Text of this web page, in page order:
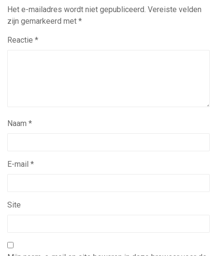
Het e-mailadres wordt niet gepubliceerd. Vereiste velden
zijn gemarkeerd met *
Reactie *
Naam *
E-mail *
Site